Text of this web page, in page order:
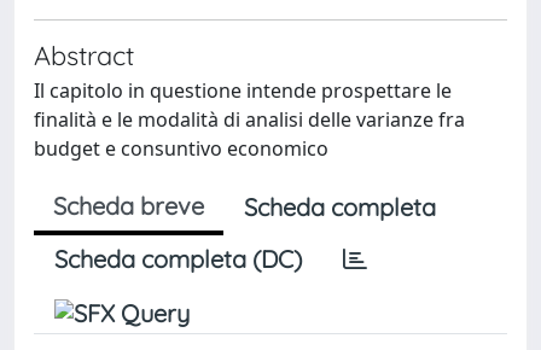
Abstract
Il capitolo in questione intende prospettare le
finalità e le modalità di analisi delle varianze fra
budget e consuntivo economico
Scheda breve
Scheda completa
Scheda completa (DC)